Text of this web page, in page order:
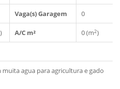
Vaga(s) Garagem 0
) A/C m² 0 (m2)
muita agua para agricultura e gado